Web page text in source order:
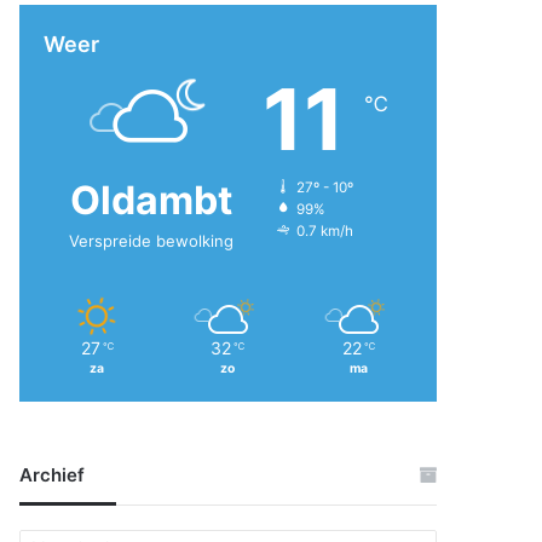
Weer
Oldambt
Verspreide bewolking
11 ℃
27º - 10º
99%
0.7 km/h
27 ℃
za
32 ℃
zo
22 ℃
ma
Archief